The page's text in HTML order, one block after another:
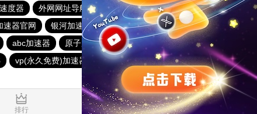
度器 外网网址导航 软件中心
银河加速器
速器官网 银河加速器 1元机场
暴雪加速器
abc加速器 原子加速器 银河加速器
番石榴加速器
vp(永久免费)加速器 哇哇加速器
海鸥加速器
排行 推荐